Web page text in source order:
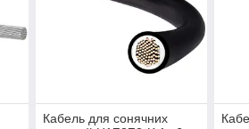
Кабель для сонячних